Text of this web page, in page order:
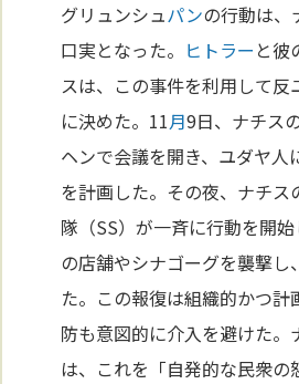
グリュンシュパンの行動は、
口実となった。 ヒトラー と彼
スは、この事件を利用して反
に決めた。11月9日、ナチス
ヘンで会議を開き、ユダヤ人
を計画した。その夜、ナチス
隊（SS）が一斉に行動を開
の店舗やシナゴーグを襲撃し
た。この報復は組織的かつ計
防も意図的に介入を避けた
は、これを「自発的な民衆の